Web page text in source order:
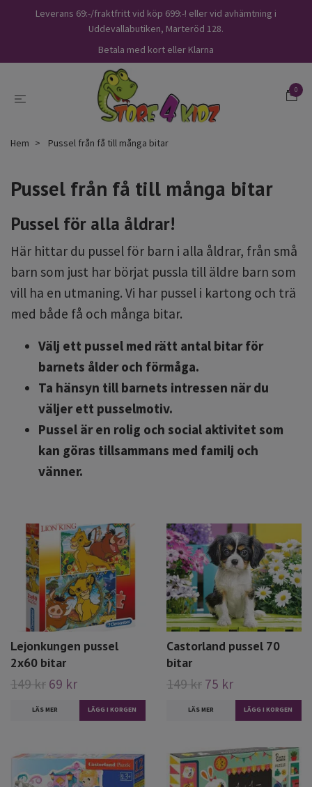
Leverans 69:-/fraktfritt vid köp 699:-! eller vid avhämtning i
Uddevallabutiken, Marteröd 128.
Betala med kort eller Klarna
0
Hem Pussel från få till många bitar
Pussel från få till många bitar
Pussel för alla åldrar!
Här hittar du pussel för barn i alla åldrar, från små
barn som just har börjat pussla till äldre barn som
vill ha en utmaning. Vi har pussel i kartong och trä
med både få och många bitar.
Välj ett pussel med rätt antal bitar för
barnets ålder och förmåga.
Ta hänsyn till barnets intressen när du
väljer ett pusselmotiv.
Pussel är en rolig och social aktivitet som
kan göras tillsammans med familj och
vänner.
Lejonkungen pussel
2x60 bitar
149 kr 69 kr
LÄS MER
Castorland pussel 70
bitar
149 kr 75 kr
LÄS MER